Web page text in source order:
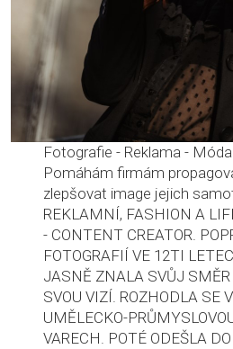
Fotografie - Reklama -
Pomáhám firmám
zlepšovat image jejich
REKLAMNÍ, FASHION A
- CONTENT CREATOR.
FOTOGRAFIÍ VE 12TI
JASNĚ ZNALA SVŮJ
SVOU VIZÍ. ROZHODLA SE
UMĚLECKO-
VARECH. POTÉ ODEŠLA